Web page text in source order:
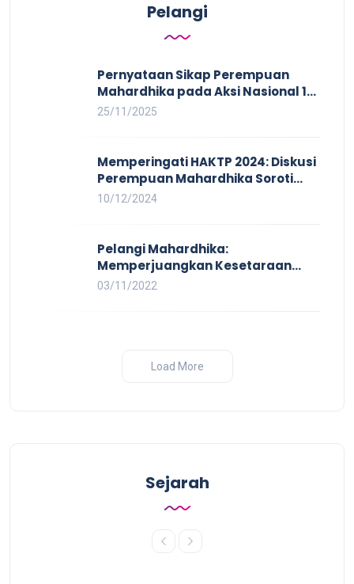
Pelangi
Pernyataan Sikap Perempuan
Mahardhika pada Aksi Nasional 16
HAKTP 2025 Kerja Layak dan Bebas
25/11/2025
Memperingati HAKTP 2024: Diskusi
Perempuan Mahardhika Soroti
Kerja Layak yang Inklusif bagi
10/12/2024
Pelangi Mahardhika:
Memperjuangkan Kesetaraan
untuk Pekerja LBTQ
03/11/2022
Load More
Sejarah